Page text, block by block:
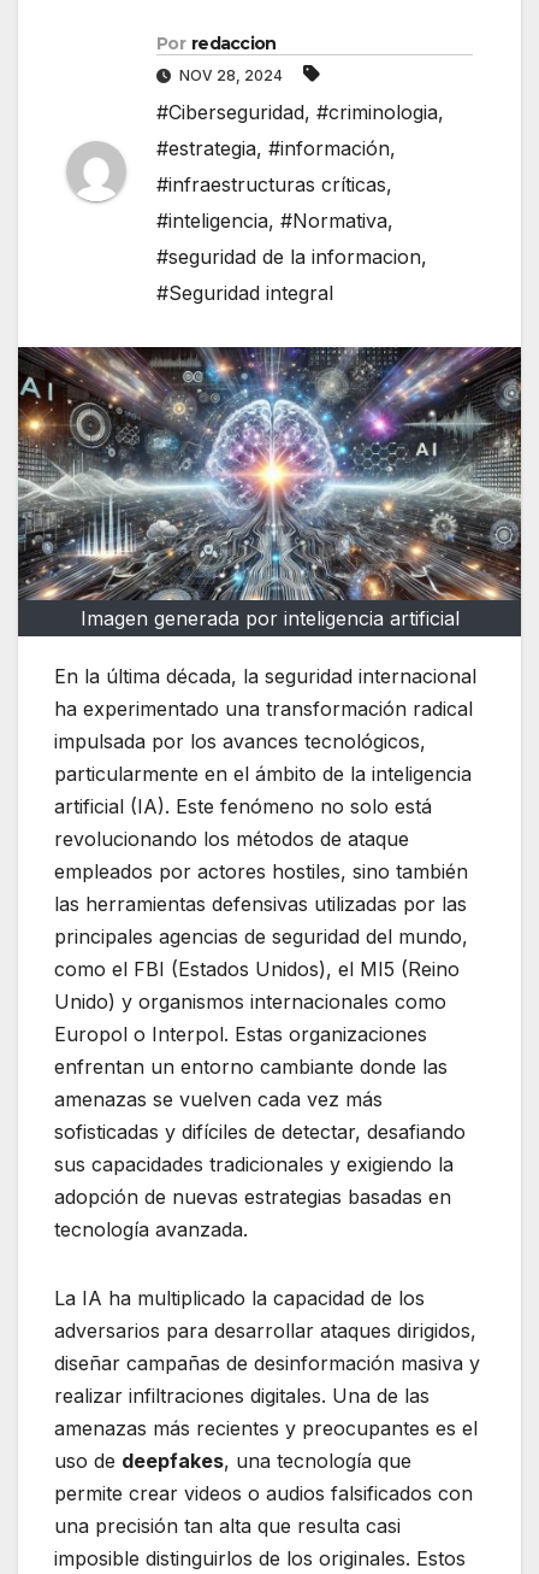
Por redaccion
NOV 28, 2024
#Ciberseguridad, #criminologia,
#estrategia, #información,
#infraestructuras críticas,
#inteligencia, #Normativa,
#seguridad de la informacion,
#Seguridad integral
Imagen generada por inteligencia artificial
En la última década, la seguridad internacional
ha experimentado una transformación radical
impulsada por los avances tecnológicos,
particularmente en el ámbito de la inteligencia
artificial (IA). Este fenómeno no solo está
revolucionando los métodos de ataque
empleados por actores hostiles, sino también
las herramientas defensivas utilizadas por las
principales agencias de seguridad del mundo,
como el FBI (Estados Unidos), el MI5 (Reino
Unido) y organismos internacionales como
Europol o Interpol. Estas organizaciones
enfrentan un entorno cambiante donde las
amenazas se vuelven cada vez más
sofisticadas y difíciles de detectar, desafiando
sus capacidades tradicionales y exigiendo la
adopción de nuevas estrategias basadas en
tecnología avanzada.
La IA ha multiplicado la capacidad de los
adversarios para desarrollar ataques dirigidos,
diseñar campañas de desinformación masiva y
realizar infiltraciones digitales. Una de las
amenazas más recientes y preocupantes es el
uso de deepfakes, una tecnología que
permite crear videos o audios falsificados con
una precisión tan alta que resulta casi
imposible distinguirlos de los originales. Estos